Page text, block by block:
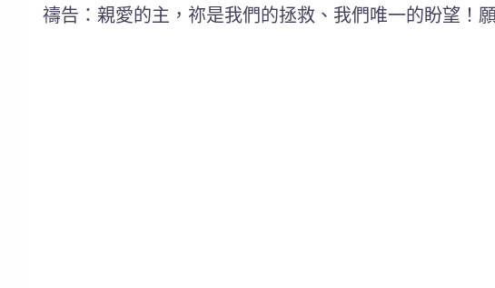
禱告：親愛的主，祢是我們的拯救、我們唯一的盼望！